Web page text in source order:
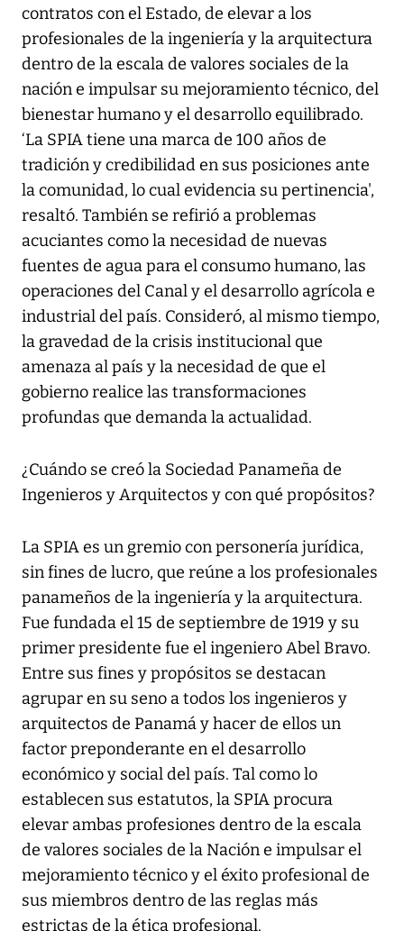
contratos con el Estado, de elevar a los
profesionales de la ingeniería y la arquitectura
dentro de la escala de valores sociales de la
nación e impulsar su mejoramiento técnico, del
bienestar humano y el desarrollo equilibrado.
‘La SPIA tiene una marca de 100 años de
tradición y credibilidad en sus posiciones ante
la comunidad, lo cual evidencia su pertinencia',
resaltó. También se refirió a problemas
acuciantes como la necesidad de nuevas
fuentes de agua para el consumo humano, las
operaciones del Canal y el desarrollo agrícola e
industrial del país. Consideró, al mismo tiempo,
la gravedad de la crisis institucional que
amenaza al país y la necesidad de que el
gobierno realice las transformaciones
profundas que demanda la actualidad.
¿Cuándo se creó la Sociedad Panameña de
Ingenieros y Arquitectos y con qué propósitos?
La SPIA es un gremio con personería jurídica,
sin fines de lucro, que reúne a los profesionales
panameños de la ingeniería y la arquitectura.
Fue fundada el 15 de septiembre de 1919 y su
primer presidente fue el ingeniero Abel Bravo.
Entre sus fines y propósitos se destacan
agrupar en su seno a todos los ingenieros y
arquitectos de Panamá y hacer de ellos un
factor preponderante en el desarrollo
económico y social del país. Tal como lo
establecen sus estatutos, la SPIA procura
elevar ambas profesiones dentro de la escala
de valores sociales de la Nación e impulsar el
mejoramiento técnico y el éxito profesional de
sus miembros dentro de las reglas más
estrictas de la ética profesional.